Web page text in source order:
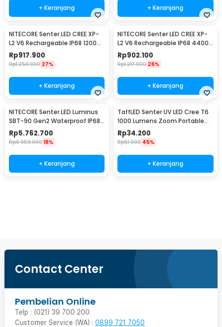
+ Keranjang + Keranjang
NITECORE Senter LED CREE XP-
L2 V6 Rechargeable IP68 1200
Lumens - MH12 V2
Rp917.900
Rp1.250.900 27%
+ Keranjang
NITECORE Senter LED CREE XP-
L2 V6 Rechargeable IP68 4400
Lumens - E4K
Rp902.100
Rp1.217.900 26%
+ Keranjang
NITECORE Senter LED Luminus
SBT-90 Gen2 Waterproof IP68
5200 Lumens - TM39
Rp5.762.700
Rp6.959.000 18%
+ Keranjang
TaffLED Senter UV LED Cree T6
1000 Lumens Zoom Portable
395nm - T118
Rp34.200
Rp61.900 45%
+ Keranjang
Contact Center
Pembelian Online
Telp : (021) 39 700 200
Customer Service (WA) : 0899 721 7050